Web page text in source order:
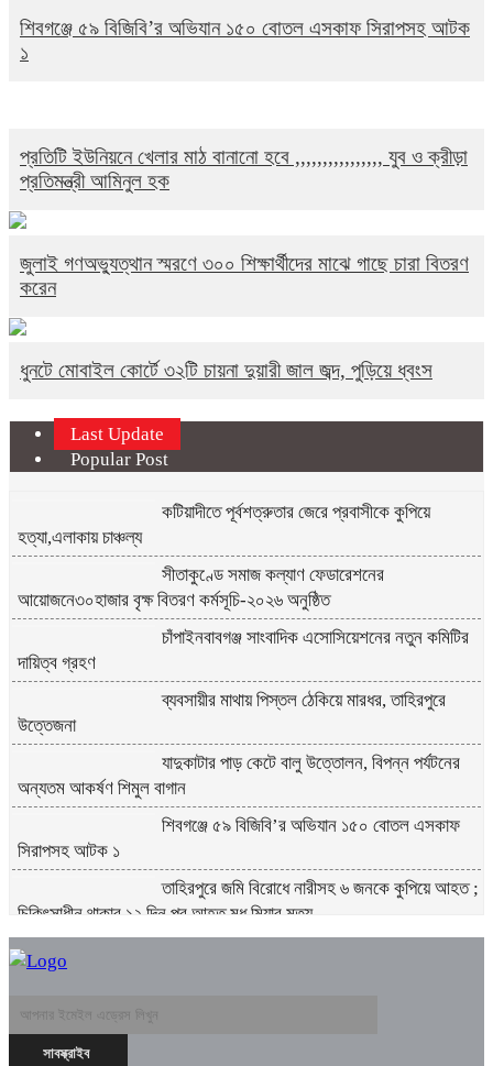
শিবগঞ্জে ৫৯ বিজিবি’র অভিযান ১৫০ বোতল এসকাফ সিরাপসহ আটক
১
প্রতিটি ইউনিয়নে খেলার মাঠ বানানো হবে ,,,,,,,,,,,,,,,, যুব ও ক্রীড়া
প্রতিমন্ত্রী আমিনুল হক
জুলাই গণঅভ্যুত্থান স্মরণে ৩০০ শিক্ষার্থীদের মাঝে গাছে চারা বিতরণ
করেন
ধুনটে মোবাইল কোর্টে ৩২টি চায়না দুয়ারী জাল জব্দ, পুড়িয়ে ধ্বংস
Last Update
Popular Post
কটিয়াদীতে পূর্বশত্রুতার জেরে প্রবাসীকে কুপিয়ে
হত্যা,এলাকায় চাঞ্চল্য
সীতাকুণ্ডে সমাজ কল্যাণ ফেডারেশনের
আয়োজনে৩০হাজার বৃক্ষ বিতরণ কর্মসূচি-২০২৬ অনুষ্ঠিত
চাঁপাইনবাবগঞ্জ সাংবাদিক এসোসিয়েশনের নতুন কমিটির
দায়িত্ব গ্রহণ
ব্যবসায়ীর মাথায় পিস্তল ঠেকিয়ে মারধর, তাহিরপুরে
উত্তেজনা
যাদুকাটার পাড় কেটে বালু উত্তোলন, বিপন্ন পর্যটনের
অন্যতম আকর্ষণ শিমুল বাগান
শিবগঞ্জে ৫৯ বিজিবি’র অভিযান ১৫০ বোতল এসকাফ
সিরাপসহ আটক ১
তাহিরপুরে জমি বিরোধে নারীসহ ৬ জনকে কুপিয়ে আহত ;
চিকিৎসাধীন থাকার ১২ দিন পর আহত মধু মিয়ার মৃত্যু